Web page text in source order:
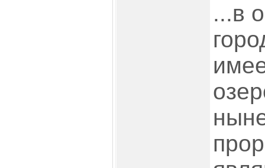
...в